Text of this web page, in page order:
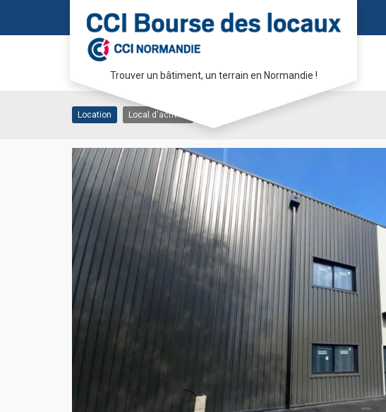
Trouver un bâtiment, un terrain en Normandie !
Location Local d’activité
14760 BRETTEVILLE-SUR-ODON
Location Local d'activité